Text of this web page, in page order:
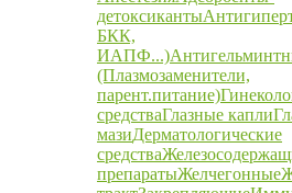
детоксиканты
БКК,
ИАПФ...)
(Плазмозаменители,
парент.питание)
средстваГлазные капли
мазиДерматологические
средства
препаратыЖелчегонные